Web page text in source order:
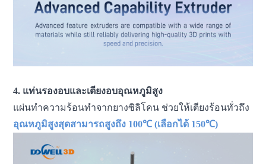
4. แท่นรองอบและเตียงอบอุณหภูมิสูง
แผ่นทำความร้อนทำจากยางซิลิโคน ช่วยให้เตียงร้อนทั่วถึง
อุณหภูมิสูงสุดสามารถสูงถึง 100℃ (เลือกได้ 150℃)